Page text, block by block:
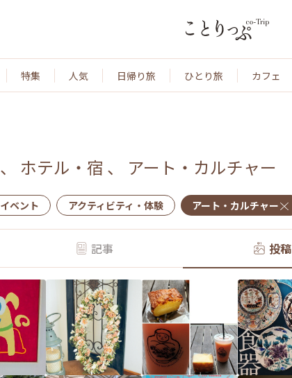
特集 人気 日帰り旅 ひとり旅 カフェ
、 ホテル・宿 、 アート・カルチャー
イベント アクティビティ・体験 アート・カルチャー
記事 投稿